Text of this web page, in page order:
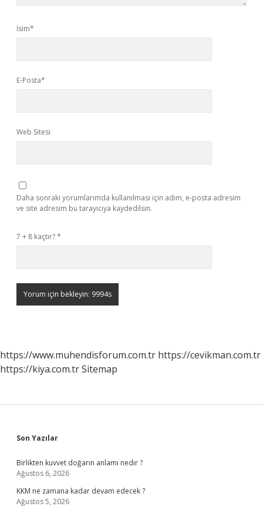
İsim*
E-Posta*
Web Sitesi
Daha sonraki yorumlarımda kullanılması için adım, e-posta adresim
ve site adresim bu tarayıcıya kaydedilsin.
7 + 8 kaçtır?*
https://www.muhendisforum.com.tr https://cevikman.com.tr
https://kiya.com.trSitemap
Sidebar
Son Yazılar
Birlikten kuvvet doğarın anlamı nedir ?
Ağustos 6, 2026
KKM ne zamana kadar devam edecek ?
Ağustos 5, 2026